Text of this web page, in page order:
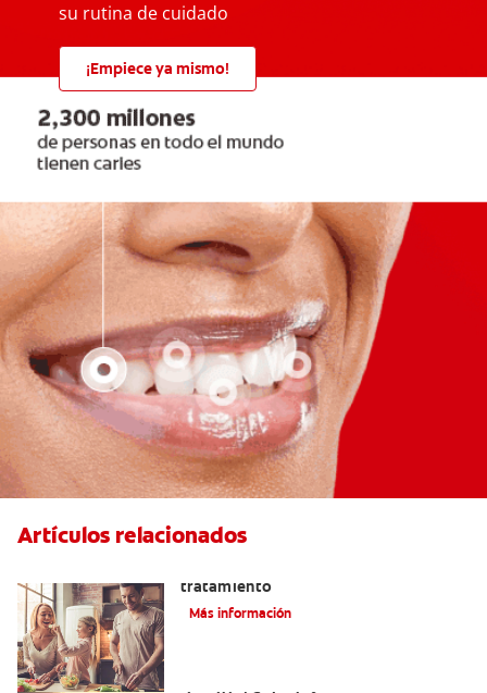
su rutina de cuidado
¡Empiece ya mismo!
Artículos relacionados
tratamiento
Más información